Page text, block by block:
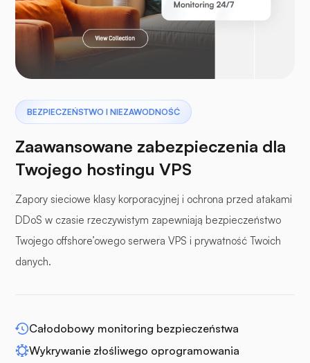
Laravel
Pterodaktyl
panele buforowe
BEZPIECZEŃSTWO I NIEZAWODNOŚĆ
Zaawansowane zabezpieczenia dla
Twojego hostingu VPS
Zapory sieciowe klasy korporacyjnej i ochrona przed atakami
DDoS w czasie rzeczywistym zapewniają bezpieczeństwo
Twojego offshore’owego serwera VPS i prywatność Twoich
danych.
Całodobowy monitoring bezpieczeństwa
Wykrywanie złośliwego oprogramowania